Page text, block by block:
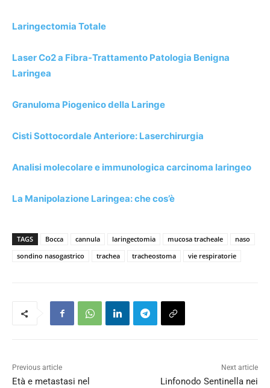
Laringectomia Totale
Laser Co2 a Fibra-Trattamento Patologia Benigna
Laringea
Granuloma Piogenico della Laringe
Cisti Sottocordale Anteriore: Laserchirurgia
Analisi molecolare e immunologica carcinoma laringeo
La Manipolazione Laringea: che cos’è
TAGS Bocca cannula laringectomia mucosa tracheale
naso
sondino nasogastrico
trachea tracheostoma vie respiratorie
Previous article
Età e metastasi nel
Next article
Linfonodo Sentinella nei